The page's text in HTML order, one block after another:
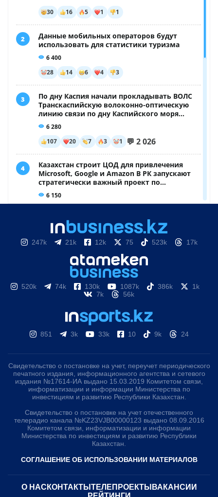
247k 21k 12k 75 523k 17k
520k 74k 130k 1087k 386k
1k
7k
56k
851 3k 33k 10 9k 24
Свидетельство о постановке на учет, переучет периодического
печатного издания, информационного агентства и сетевого
издания №17614-ИА выдано 15.03.2019 Комитетом связи,
информатизации и информации Министерства по
инвестициям и развитию Республики Казахстан.
Свидетельство о постановке на учет отечественного
телерадио канала №KZ23VJB00000123 выдано 08.09.2016
Комитетом связи, информатизации и информации
Министерства по инвестициям и развитию Республики
Казахстан.
СОГЛАШЕНИЕ ОБ ИСПОЛЬЗОВАНИИ МАТЕРИАЛОВ
О НАС КОНТАКТЫ ТЕЛЕПРОЕКТЫ ВАКАНСИИ